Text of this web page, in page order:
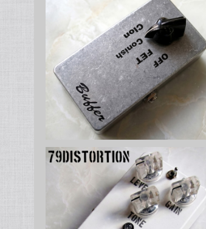
Buffer Unitバッファーキット【BASI
C KIT】
¥4,800
79Distortionキット【BASIC KIT】